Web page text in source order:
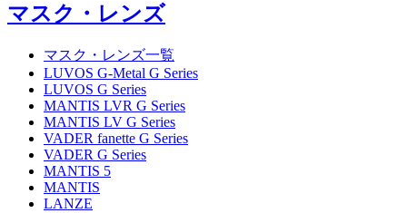
マスク・レンズ
マスク・レンズ一覧
LUVOS G-Metal G Series
LUVOS G Series
MANTIS LVR G Series
MANTIS LV G Series
VADER fanette G Series
VADER G Series
MANTIS 5
MANTIS
LANZE